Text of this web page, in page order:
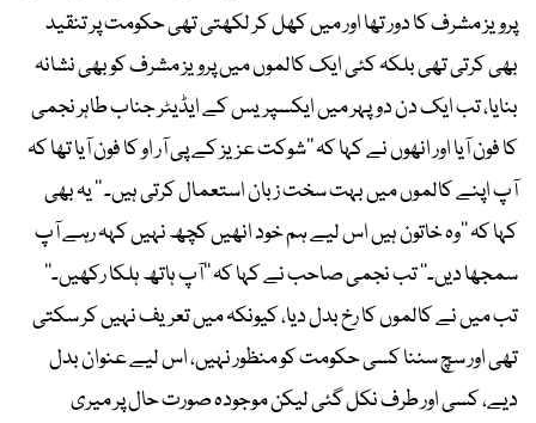
پرویز مشرف کا دور تھا اور میں کھل کر لکھتی تھی حکومت پر تنقید
بھی کرتی تھی بلکہ کئی ایک کالموں میں پرویز مشرف کو بھی نشانہ
بنایا، تب ایک دن دوپہر میں ایکسپریس کے ایڈیٹر جناب طاہر نجمی
کا فون آیا اور انھوں نے کہا کہ ’’شوکت عزیز کے پی آر او کا فون آیا تھا کہ
آپ اپنے کالموں میں بہت سخت زبان استعمال کرتی ہیں۔ ‘‘ یہ بھی
کہا کہ ’’وہ خاتون ہیں اس لیے ہم خود انھیں کچھ نہیں کہہ رہے آپ
سمجھا دیں۔‘‘ تب نجمی صاحب نے کہا کہ ’’آپ ہاتھ ہلکا رکھیں۔‘‘
تب میں نے کالموں کا رخ بدل دیا، کیونکہ میں تعریف نہیں کر سکتی
تھی اور سچ سننا کسی حکومت کو منظور نہیں، اس لیے عنوان بدل
دیے، کسی اور طرف نکل گئی لیکن موجودہ صورت حال پر میری